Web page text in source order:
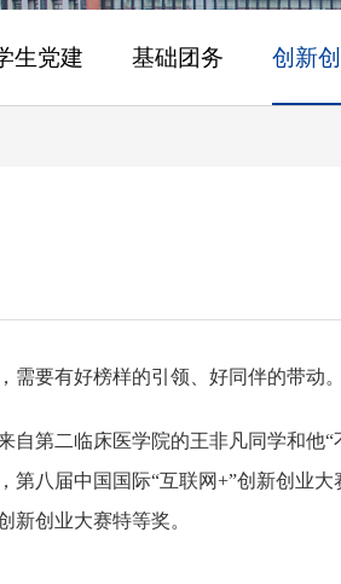
生党建 基础团务 创新
需要有好榜样的引领、好同伴的带动
自第二临床医学院的王非凡同学和他“
第八届中国国际“互联网+”创新创业大
新创业大赛特等奖。